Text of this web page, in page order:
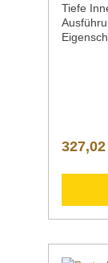
Tiefe Innen: 330